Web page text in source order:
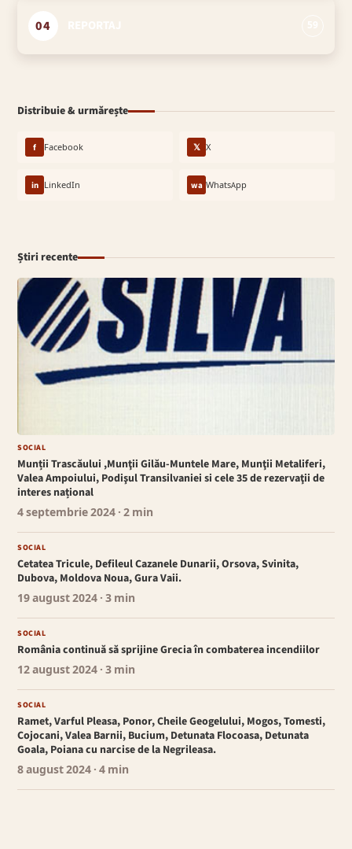
04
Distribuie & urmărește
f Facebook 𝕏 X
in LinkedIn wa WhatsApp
Știri recente
SOCIAL
Munții Trascăului ,Munţii Gilău-Muntele Mare, Munţii Metaliferi,
Valea Ampoiului, Podişul Transilvaniei si cele 35 de rezervaţii de
interes național
4 septembrie 2024 · 2 min
SOCIAL
Cetatea Tricule, Defileul Cazanele Dunarii, Orsova, Svinita,
Dubova, Moldova Noua, Gura Vaii.
19 august 2024 · 3 min
SOCIAL
România continuă să sprijine Grecia în combaterea incendiilor
12 august 2024 · 3 min
SOCIAL
Ramet, Varful Pleasa, Ponor, Cheile Geogelului, Mogos, Tomesti,
Cojocani, Valea Barnii, Bucium, Detunata Flocoasa, Detunata
Goala, Poiana cu narcise de la Negrileasa.
8 august 2024 · 4 min